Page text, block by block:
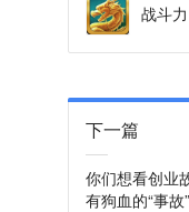
战斗力
下一篇
你们想看创业
有狗血的“事故”